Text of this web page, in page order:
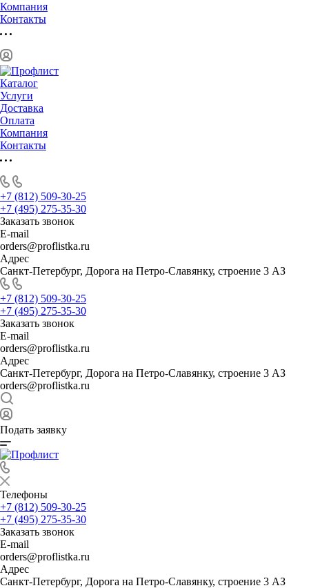
Компания
Контакты
Каталог
Услуги
Доставка
Оплата
Компания
Контакты
+7 (812) 509-30-25
+7 (495) 275-35-30
Заказать звонок
E-mail
orders@proflistka.ru
Адрес
Санкт-Петербург, Дорога на Петро-Славянку, строение 3 АЗ
+7 (812) 509-30-25
+7 (495) 275-35-30
Заказать звонок
E-mail
orders@proflistka.ru
Адрес
Санкт-Петербург, Дорога на Петро-Славянку, строение 3 АЗ
orders@proflistka.ru
Подать заявку
Телефоны
+7 (812) 509-30-25
+7 (495) 275-35-30
Заказать звонок
E-mail
orders@proflistka.ru
Адрес
Санкт-Петербург, Дорога на Петро-Славянку, строение 3 АЗ